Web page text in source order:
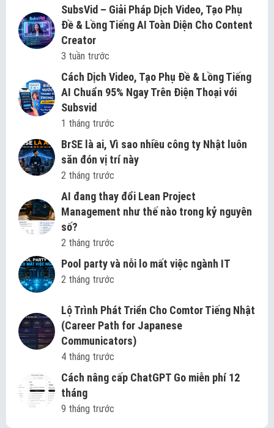
SubsVid – Giải Pháp Dịch Video, Tạo Phụ
Đề & Lồng Tiếng AI Toàn Diện Cho Content
Creator
3 tuần trước
Cách Dịch Video, Tạo Phụ Đề & Lồng Tiếng
AI Chuẩn 95% Ngay Trên Điện Thoại với
Subsvid
1 tháng trước
BrSE là ai, Vì sao nhiều công ty Nhật luôn
săn đón vị trí này
2 tháng trước
AI đang thay đổi Lean Project
Management như thế nào trong kỷ nguyên
số?
2 tháng trước
Pool party và nỗi lo mất việc ngành IT
2 tháng trước
Lộ Trình Phát Triển Cho Comtor Tiếng Nhật
(Career Path for Japanese
Communicators)
4 tháng trước
Cách nâng cấp ChatGPT Go miễn phí 12
tháng
9 tháng trước